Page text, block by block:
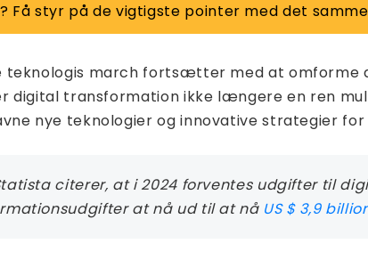
Få styr på de vigtigste pointer med det
teknologis march fortsætter med at omforme
digital transformation ikke længere en ren
nye teknologier og innovative strategier
citerer, at i 2024 forventes udgifter til
at nå ud til at nå US $ 3,9